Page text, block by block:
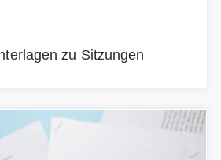
zu Sitzungen